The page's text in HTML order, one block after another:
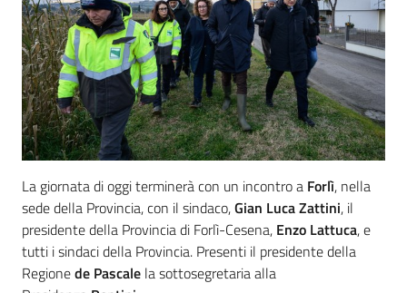
La giornata di oggi terminerà con un incontro a Forlì, nella
sede della Provincia, con il sindaco,Gian Luca Zattini, il
presidente della Provincia di Forlì-Cesena, Enzo Lattuca, e
tutti i sindaci della Provincia. Presenti il presidente della
Regionede Pascale la sottosegretaria alla